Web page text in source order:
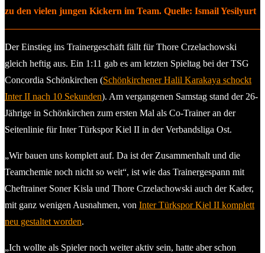
zu den vielen jungen Kickern im Team. Quelle: Ismail Yesilyurt
Der Einstieg ins Trainergeschäft fällt für Thore Crzelachowski
gleich heftig aus. Ein 1:11 gab es am letzten Spieltag bei der TSG
Concordia Schönkirchen (Schönkirchener Halil Karakaya schockt
Inter II nach 10 Sekunden). Am vergangenen Samstag stand der 26-
Jährige in Schönkirchen zum ersten Mal als Co-Trainer an der
Seitenlinie für Inter Türkspor Kiel II in der Verbandsliga Ost.
„Wir bauen uns komplett auf. Da ist der Zusammenhalt und die
Teamchemie noch nicht so weit“, ist wie das Trainergespann mit
Cheftrainer Soner Kisla und Thore Crzelachowski auch der Kader,
mit ganz wenigen Ausnahmen, von Inter Türkspor Kiel II komplett
neu gestaltet worden.
„Ich wollte als Spieler noch weiter aktiv sein, hatte aber schon